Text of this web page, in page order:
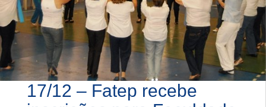
17/12 – Fatep recebe